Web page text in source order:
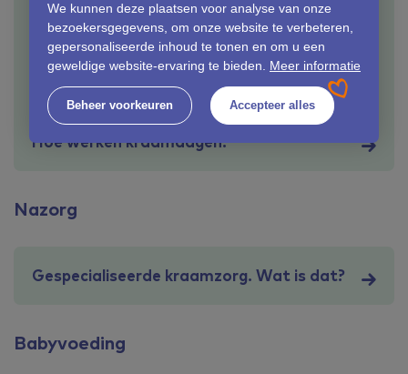
We kunnen deze plaatsen voor analyse van onze
bezoekersgegevens, om onze website te verbeteren,
gepersonaliseerde inhoud te tonen en om u een
geweldige website-ervaring te bieden. Meer informatie
Beheer voorkeuren Accepteer alles
Wat zijn de taken van de
kraamverzorgende?
Verzekerd via de Zilveren Kruisgroep?
Hoe werken kraamdagen?
Nazorg
Gespecialiseerde kraamzorg. Wat is dat?
Babyvoeding